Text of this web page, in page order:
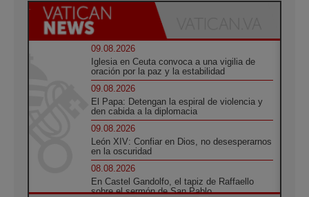
09.08.2026
Iglesia en Ceuta convoca a una vigilia de
oración por la paz y la estabilidad
09.08.2026
El Papa: Detengan la espiral de violencia y
den cabida a la diplomacia
09.08.2026
León XIV: Confiar en Dios, no desesperarnos
en la oscuridad
08.08.2026
En Castel Gandolfo, el tapiz de Raffaello
sobre el sermón de San Pablo